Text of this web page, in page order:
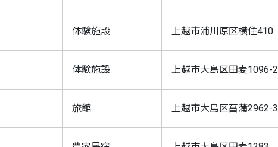
体験施設 上越市浦川原区横住410
体験施設 上越市大島区田麦1096-2
旅館 上越市大島区菖蒲2962-3